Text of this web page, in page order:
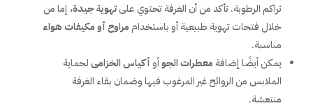
تراكم الرطوبة. تأكد من أن الغرفة تحتوي علىتهوية جيدة، إما من
خلال فتحات تهوية طبيعية أو باستخدام مراوح أو مكيفات هواء
مناسبة.
يمكن أيضًا إضافة معطرات الجوأو أكياس الخزامىلحماية
الملابس من الروائح غير المرغوب فيها وضمان بقاء الغرفة
منتعشة.